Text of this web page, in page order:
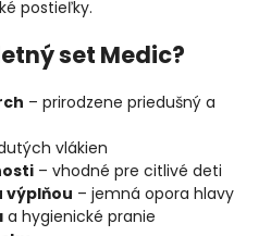
postieľky.
set Medic?
– prirodzene priedušný a
vlákien
– vhodné pre citlivé deti
výplňou – jemná opora hlavy
a hygienické pranie